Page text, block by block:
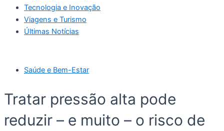
Tecnologia e Inovação
Viagens e Turismo
Últimas Notícias
Saúde e Bem-Estar
Tratar pressão alta pode
reduzir – e muito – o risco de